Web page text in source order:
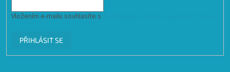
Vložením e-mailu souhlasíte s
PŘIHLÁSIT SE